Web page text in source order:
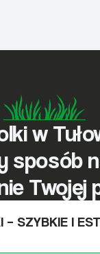
w
sposób
Twojej
– SZYBKIE I